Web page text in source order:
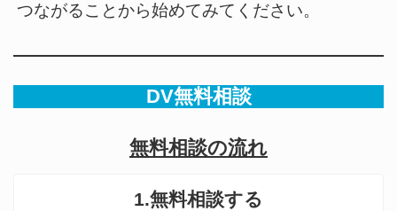
つながることから始めてみてください。
DV無料相談
無料相談の流れ
1.無料相談する